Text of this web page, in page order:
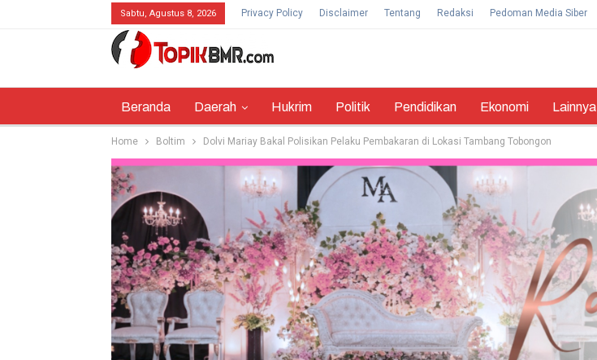
Sabtu, Agustus 8, 2026 Privacy Policy Disclaimer Tentang Redaksi Pedoman Media Siber
Beranda Daerah Hukrim Politik Pendidikan Ekonomi Lainnya
Home Boltim Dolvi Mariay Bakal Polisikan Pelaku Pembakaran di Lokasi Tambang Tobongon